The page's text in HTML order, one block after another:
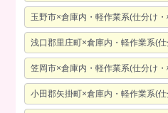
玉野市×倉庫内・軽作業系(仕分け
浅口郡里庄町×倉庫内・軽作業系(
笠岡市×倉庫内・軽作業系(仕分け
小田郡矢掛町×倉庫内・軽作業系(